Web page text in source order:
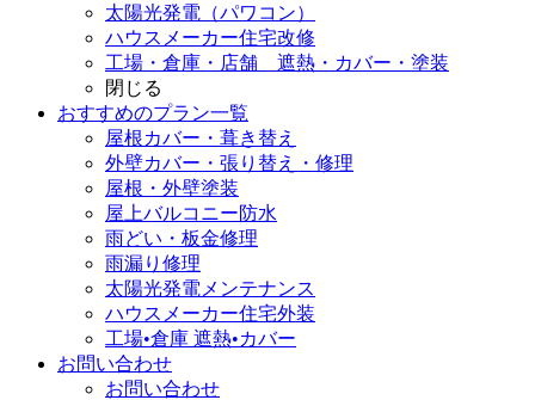
太陽光発電（パワコン）
ハウスメーカー住宅改修
工場・倉庫・店舗 遮熱・カバー・塗装
閉じる
おすすめのプラン一覧
屋根カバー・葺き替え
外壁カバー・張り替え・修理
屋根・外壁塗装
屋上バルコニー防水
雨どい・板金修理
雨漏り修理
太陽光発電メンテナンス
ハウスメーカー住宅外装
工場•倉庫 遮熱•カバー
お問い合わせ
お問い合わせ